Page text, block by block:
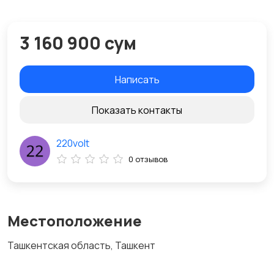
Местоположение
Ташкентская область, Ташкент
3 160 900 сум
Написать
Показать контакты
220volt
0 отзывов